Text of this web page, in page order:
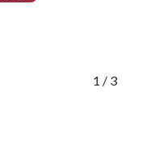
1 / 3